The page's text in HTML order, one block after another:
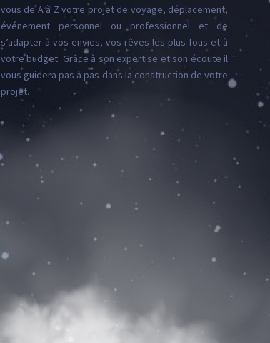
vous de A à Z votre projet de voyage, déplacement,
événement personnel ou professionnel et de
s’adapter à vos envies, vos rêves les plus fous et à
votre budget. Grâce à son expertise et son écoute il
vous guidera pas à pas dans la construction de votre
projet.